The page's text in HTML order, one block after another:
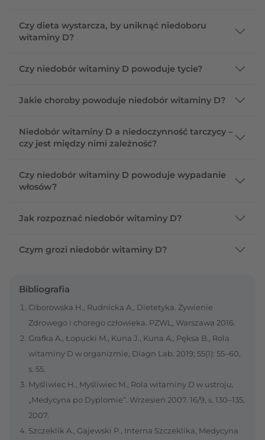
Czy dieta wystarcza, by uniknąć niedoboru
witaminy D?
Czy niedobór witaminy D powoduje tycie?
Jakie choroby powoduje niedobór witaminy D?
Niedobór witaminy D a niedoczynność tarczycy –
czy jest między nimi zależność?
Czy niedobór witaminy D powoduje wypadanie
włosów?
Jak rozpoznać niedobór witaminy D?
Czym grozi niedobór witaminy D?
Bibliografia
Ciborowska H., Rudnicka A., Dietetyka. Żywienie
Zdrowego i chorego człowieka. PZWL, Warszawa 2016.
Grafka A., Łopucki M., Kuna J., Kuna A., Pęksa B., Rola
witaminy D w organizmie, Diagn Lab. 2019; 55(1): 55–60,
s. 55.
Myśliwiec H., Myśliwiec M., Rola witaminy D w ustroju,
„Medycyna po Dyplomie”. Wrzesień 2007. 16/9, s. 130–135,
2007.
Szczeklik A., Gajewski P., Interna Szczeklika, Medycyna